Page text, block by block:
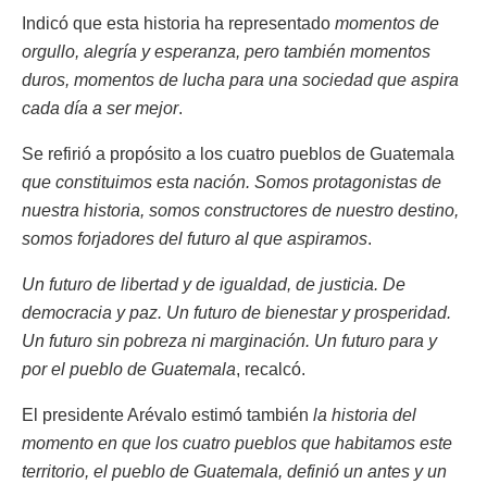
Indicó que esta historia ha representado momentos de
orgullo, alegría y esperanza, pero también momentos
duros, momentos de lucha para una sociedad que aspira
cada día a ser mejor.
Se refirió a propósito a los cuatro pueblos de Guatemala
que constituimos esta nación. Somos protagonistas de
nuestra historia, somos constructores de nuestro destino,
somos forjadores del futuro al que aspiramos.
Un futuro de libertad y de igualdad, de justicia. De
democracia y paz. Un futuro de bienestar y prosperidad.
Un futuro sin pobreza ni marginación. Un futuro para y
por el pueblo de Guatemala, recalcó.
El presidente Arévalo estimó también la historia del
momento en que los cuatro pueblos que habitamos este
territorio, el pueblo de Guatemala, definió un antes y un